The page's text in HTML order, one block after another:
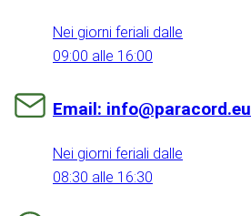
Nei giorni feriali dalle
09:00 alle 16:00
Email: info@paracord.eu
Nei giorni feriali dalle
08:30 alle 16:30